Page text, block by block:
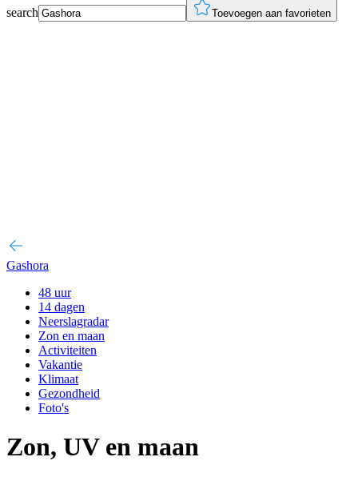
search Toevoegen aan favorieten
Gashora
48 uur
14 dagen
Neerslagradar
Zon en maan
Activiteiten
Vakantie
Klimaat
Gezondheid
Foto's
Zon, UV en maan